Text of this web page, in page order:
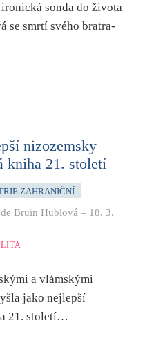
sonda do života
se smrtí svého bratra-
nizozemsky
kniha 21. století
ZAHRANIČNÍ
Bruin Hüblová – 18. 3.
a vlámskými
jako nejlepší
21. století…